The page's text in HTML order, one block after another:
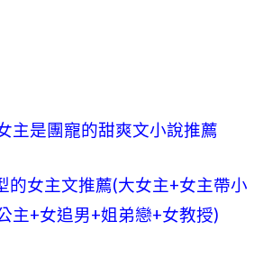
主是團寵的甜爽文小說推薦
的女主文推薦(大女主+女主帶小
主+女追男+姐弟戀+女教授)